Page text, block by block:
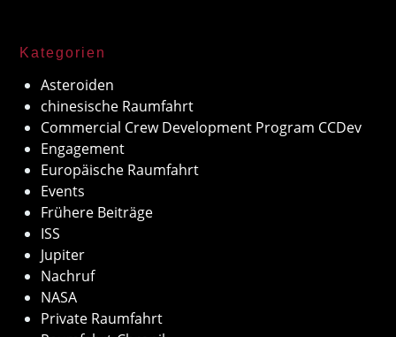
Kategorien
Asteroiden
chinesische Raumfahrt
Commercial Crew Development Program CCDev
Engagement
Europäische Raumfahrt
Events
Frühere Beiträge
ISS
Jupiter
Nachruf
NASA
Private Raumfahrt